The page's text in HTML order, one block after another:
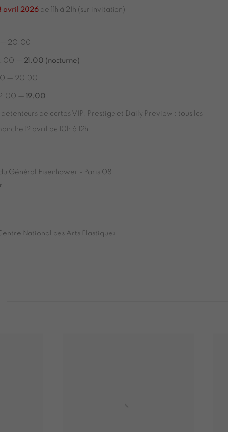
avril 2026 de 11h à 21h (sur invitation)
— 20.00
— 21.00 (nocturne)
— 20.00
— 19.00
de cartes VIP, Prestige et Daily Preview : tous les
12 avril de 10h à 12h
Général Eisenhower - Paris 08
National des Arts Plastiques